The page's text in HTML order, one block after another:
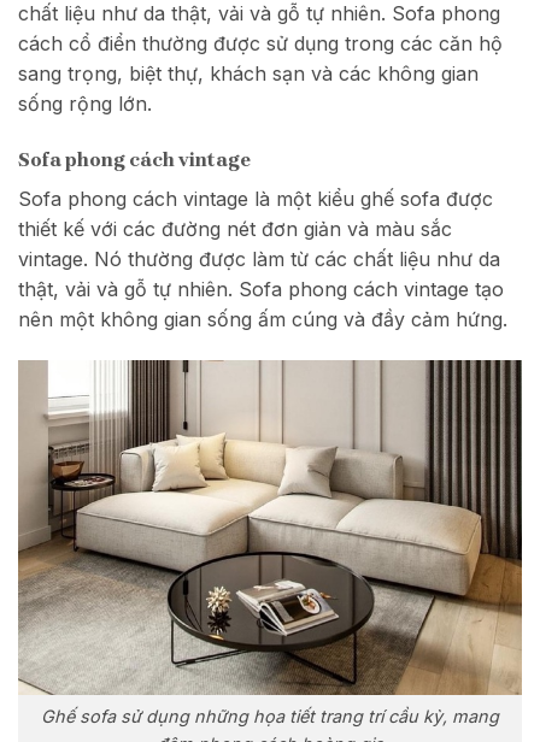
chất liệu như da thật, vải và gỗ tự nhiên. Sofa phong
cách cổ điển thường được sử dụng trong các căn hộ
sang trọng, biệt thự, khách sạn và các không gian
sống rộng lớn.
Sofa phong cách vintage
Sofa phong cách vintage là một kiểu ghế sofa được
thiết kế với các đường nét đơn giản và màu sắc
vintage. Nó thường được làm từ các chất liệu như da
thật, vải và gỗ tự nhiên. Sofa phong cách vintage tạo
nên một không gian sống ấm cúng và đầy cảm hứng.
Ghế sofa sử dụng những họa tiết trang trí cầu kỳ, mang